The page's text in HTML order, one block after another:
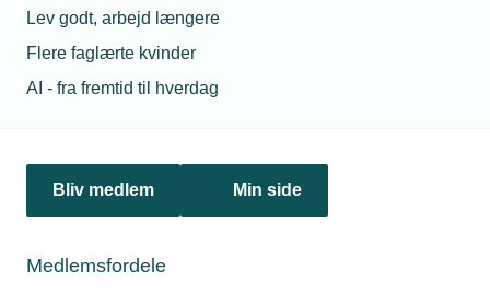
Lev godt, arbejd længere
Flere faglærte kvinder
AI - fra fremtid til hverdag
Bliv medlem Min side
Medlemsfordele
Personaleforhold
Nyheder